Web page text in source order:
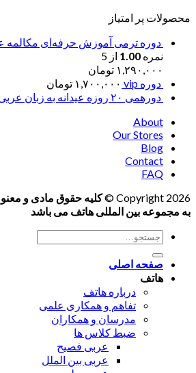
محصولات پر امتیاز
دوره ترمی آموزش حرفه‌ای مکالمه
نمره 1.00 از 5
۱,۲۹۰,۰۰۰ تومان
دوره vip
۱,۷۰۰,۰۰۰ تومان
دورهمی ۲۰ روزه عیدانه به زبان عربی
About
Our Stores
Blog
Contact
FAQ
Copyright 2026 ©
کلیه حقوق مادی و
به مجموعه بین المللی هاتف می باشد
جستجو
برای:
صفحه اصلی
هاتف
درباره هاتف
تفاهم و همکاری علمی
مدرسان و همکاران
ضبط کلاس ها
عربی فصیح
عربی بین الملل